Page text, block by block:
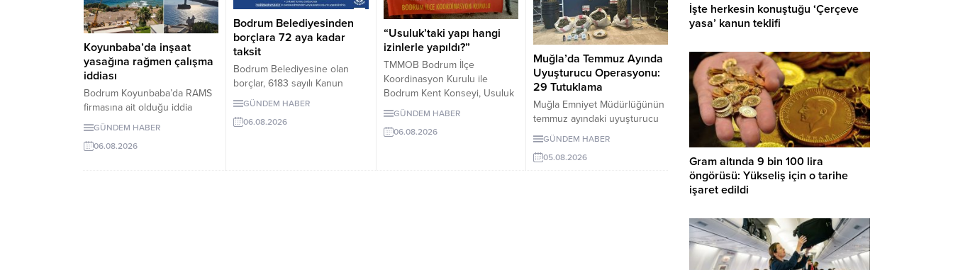
Koyunbaba’da inşaat
yasağına rağmen çalışma
iddiası
Bodrum Koyunbaba’da RAMS
firmasına ait olduğu iddia
edilen alanda, inşaat yasağı
ve satıh düzeltme çalışmaları
GÜNDEM HABER
06.08.2026
Bodrum Belediyesinden
borçlara 72 aya kadar
taksit
Bodrum Belediyesine olan
borçlar, 6183 sayılı Kanun
kapsamında yüzde 29 tecil
Gerçek kişiler için 48 aya,
GÜNDEM HABER
06.08.2026
“Usuluk’taki yapı hangi
izinlerle yapıldı?”
TMMOB Bodrum İlçe
Koordinasyon Kurulu ile
Bodrum Kent Konseyi, Usuluk
Tabiat Parkı’ndaki “flamingo
dayandığı izinlerin
GÜNDEM HABER
06.08.2026
Muğla’da Temmuz Ayında
Uyuşturucu Operasyonu:
29 Tutuklama
Muğla Emniyet Müdürlüğünün
temmuz ayındaki uyuşturucu
operasyonlarında 243 şüpheli
tutuklandı.
GÜNDEM HABER
05.08.2026
İşte herkesin konuştuğu ‘Çerçeve
yasa’ kanun teklifi
Gram altında 9 bin 100 lira
öngörüsü: Yükseliş için o tarihe
işaret edildi